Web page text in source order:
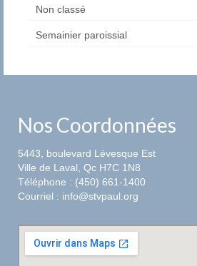
Non classé
Semainier paroissial
Nos Coordonnées
5443, boulevard Lévesque Est
Ville de Laval, Qc H7C 1N8
Téléphone : (450) 661-1400
Courriel : info@stvpaul.org